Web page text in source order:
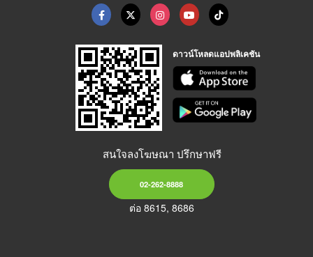
ดาวน์โหลดแอปพลิเคชัน
สนใจลงโฆษณา ปรึกษาฟรี
02-262-8888
ต่อ 8615, 8686